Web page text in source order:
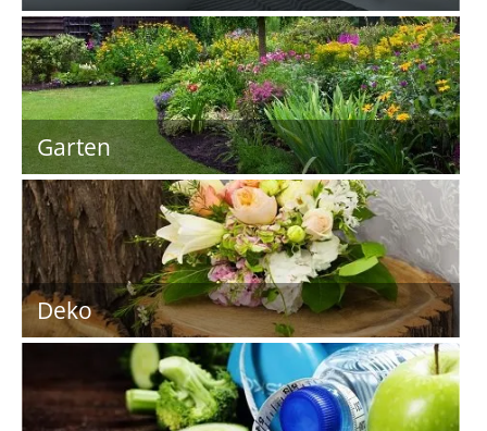
Garten
Deko